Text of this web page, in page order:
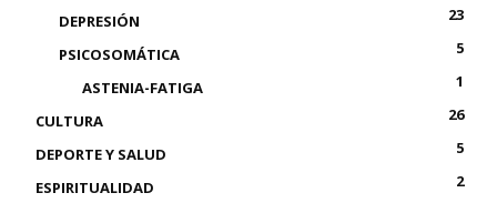
DEPRESIÓN
23
PSICOSOMÁTICA
5
ASTENIA-FATIGA
1
CULTURA
26
DEPORTE Y SALUD
5
ESPIRITUALIDAD
2